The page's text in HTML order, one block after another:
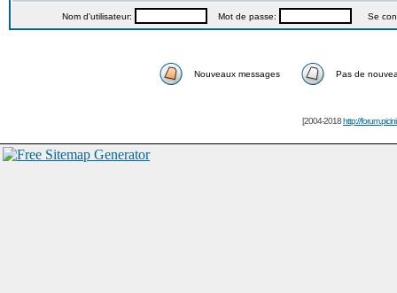
Nom d'utilisateur: Mot de passe: Se
Nouveaux messages Pas de
[2004-2018http://